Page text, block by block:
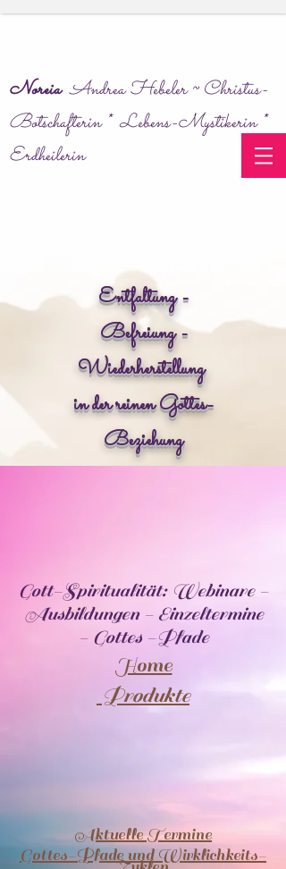
NoreiaAndrea Hebeler ~ Christus-
Botschafterin * Lebens-Mystikerin *
Erdheilerin
Entfaltung -
Befreiung -
Wiederherstellung
in der reinen Gottes-
Beziehung
Gott-Spiritualität: Webinare -
Ausbildungen - Einzeltermine
- Gottes -Pfade
Home
Produkte
Aktuelle Termine
​Gottes-Pfade und Wirklichkeits-